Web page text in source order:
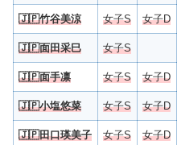
🇯🇵竹谷美涼 女子S 女子D
🇯🇵面田采巳 女子S
🇯🇵面手凛 女子S 女子D
🇯🇵小塩悠菜 女子S 女子D
🇯🇵田口瑛美子 女子S 女子D